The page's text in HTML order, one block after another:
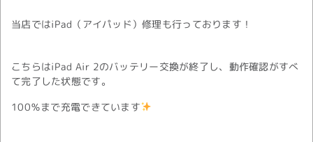
当店ではiPad（アイパッド）修理も行っております！
こちらはiPad Air 2のバッテリー交換が終了し、動作確認がすべ
て完了した状態です。
100％まで充電できています